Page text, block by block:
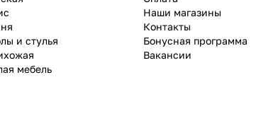
и стулья
мебель
Наши магазины
Контакты
Бонусная программа
Вакансии